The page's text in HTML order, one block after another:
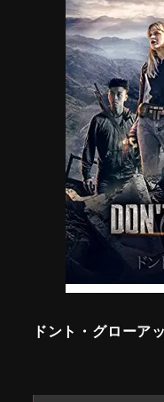
ドント・グローア